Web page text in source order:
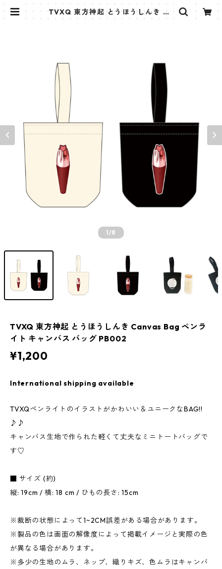
TVXQ 東方神起 とうほうしんき Ca
1/8
TVXQ 東方神起 とうほうしんき Canvas Bag ペンラ
イト キャンバス バッグ PB002
¥1,200
International shipping available
TVXQペンライトのイラストがかわいい＆ユニークなBAG!!
♪♪
キャンバス生地で作られた軽くて丈夫なミニトートバッグで
す♡
■ サイズ (約)
縦: 19cm / 横: 18 cm / ひもの長さ: 15cm
※裁断の状態によって1~2CM誤差がある場合があります。
※製品の色は画面の解像度によって掲載イメージと実際の色
が異なる場合があります。
※多少の生地のムラ、ネップ、織りキズ、色ムラはキャンバ